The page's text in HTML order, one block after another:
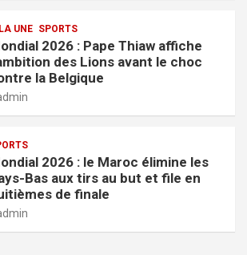
UNE SPORTS
2026 : Pape Thiaw affiche
des Lions avant le choc
la Belgique
2026 : le Maroc élimine les
Bas aux tirs au but et file en
de finale